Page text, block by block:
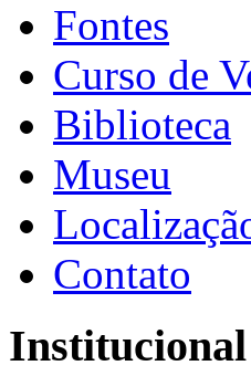
Fontes
Curso de
Biblioteca
Museu
Contato
Institucional